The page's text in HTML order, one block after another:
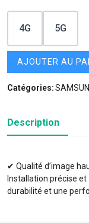
4G 5G
AJOUTER AU
Catégories:
Description
✔ Qualité d’image
Installation précise
durabilité et une